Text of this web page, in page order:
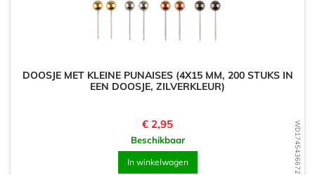
WD1745436672
DOOSJE MET KLEINE PUNAISES (4X15 MM, 200 STUKS IN
EEN DOOSJE, ZILVERKLEUR)
Prijs
€ 2,95
Beschikbaar
In winkelwagen